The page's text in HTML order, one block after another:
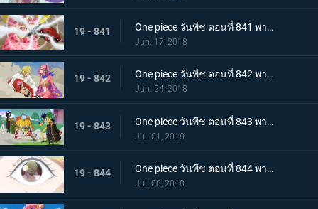
19 - 841 One piece วันพีช ตอนที่ 841 พากย์ไทย หนีจากปาร์ตี้น้ำชา! ลูฟี่ ปะทะ บิ๊กมัม!
Jun. 17, 2018
19 - 842 One piece วันพีช ตอนที่ 842 พากย์ไทย เริ่มบทลงโทษ อวสานลูฟี่และพวกพ้อง!
Jun. 24, 2018
19 - 843 One piece วันพีช ตอนที่ 843 พากย์ไทย ปราสาทพังทลาย พวกลูฟี่เปิดฉากการหนีอีกครั้ง!
Jul. 01, 2018
19 - 844 One piece วันพีช ตอนที่ 844 พากย์ไทย หอกแห่งเอลบัฟ! การโจมตีจากบนฟ้าของบิ๊กมัม!
Jul. 08, 2018